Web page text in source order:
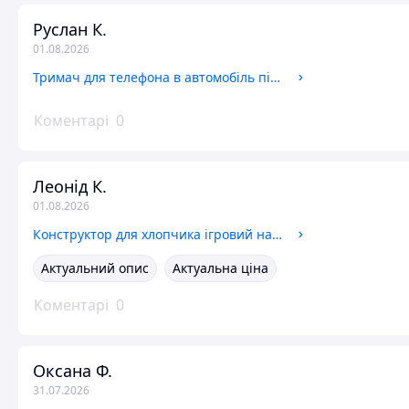
Руслан К.
01.08.2026
Тримач для телефона в автомобіль підставка на присоску автотримач для смартфона тримач кріплення холдер для телефона
Коментарі 0
Леонід К.
01.08.2026
Конструктор для хлопчика ігровий набір динозаври іграшки з шурупокрутом і викруткою цікаві розвивальні іграшки на подарунок
Актуальний опис
Актуальна ціна
Коментарі 0
Оксана Ф.
31.07.2026